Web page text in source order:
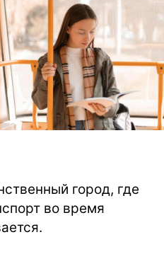
город, где
во время